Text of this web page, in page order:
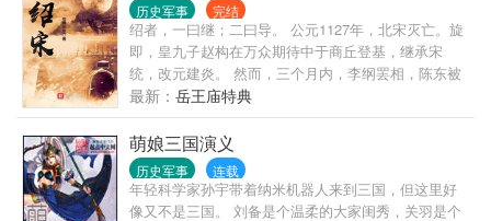
历史军事 完结
绍者，一曰继；二曰导。 公元1127年，北宋灭亡。旋
即，皇九子赵构在万众期待中于商丘登基，继承宋
统，改元建炎。 然而，三个月内，李纲罢相，陈东被
杀，岳飞被驱逐出军，宗泽被遗弃东京，河北抗金布
置被全面裁撤……经过这么多努力之后，满朝文武终
于统一了思想，定下了拥护赵官家南下淮甸转扬州的
辉煌抗金路线。 不过刚一启程，在亳州明道宫参拜了
道祖之后，这位赵官家便一头栽入了闻名天下的九龙
井中，起来后就不认得自己心腹是谁了！ 朕要抗金！
最新： 岳王庙特典
萌娘三国演义
历史军事 连载
年轻科学家孙宇带着纳米机器人来到三国，但这里好
像又不是三国。 刘备是个温柔的大家闺秀，关羽是个